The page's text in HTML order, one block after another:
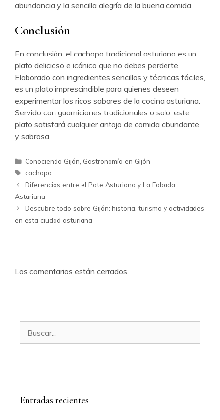
abundancia y la sencilla alegría de la buena comida.
Conclusión
En conclusión, el cachopo tradicional asturiano es un
plato delicioso e icónico que no debes perderte.
Elaborado con ingredientes sencillos y técnicas fáciles,
es un plato imprescindible para quienes deseen
experimentar los ricos sabores de la cocina asturiana.
Servido con guarniciones tradicionales o solo, este
plato satisfará cualquier antojo de comida abundante
y sabrosa.
Categorías
Conociendo Gijón Gastronomía en Gijón
Etiquetas
cachopo
Diferencias entre el Pote Asturiano y La Fabada
Asturiana
Descubre todo sobre Gijón: historia, turismo y actividades
en esta ciudad asturiana
Los comentarios están cerrados.
Entradas recientes